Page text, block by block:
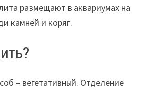
размещают в аквариумах на
камней и коряг.
– вегетативный. Отделение